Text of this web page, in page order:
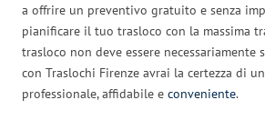
a offrire un preventivo gratuito e senza
pianificare il tuo trasloco con la massima
trasloco non deve essere necessariamente
con Traslochi Firenze avrai la certezza di
professionale, affidabile e conveniente.